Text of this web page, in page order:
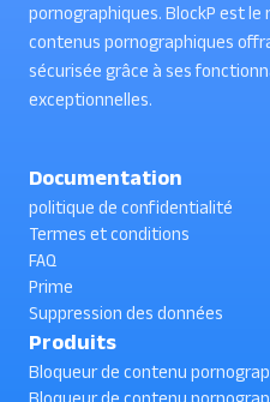
pornographiques. BlockP est le
contenus pornographiques
sécurisée grâce à ses
exceptionnelles.
Documentation
politique de confidentialité
Termes et conditions
FAQ
Prime
Suppression des données
Produits
Bloqueur de contenu
Bloqueur de contenu